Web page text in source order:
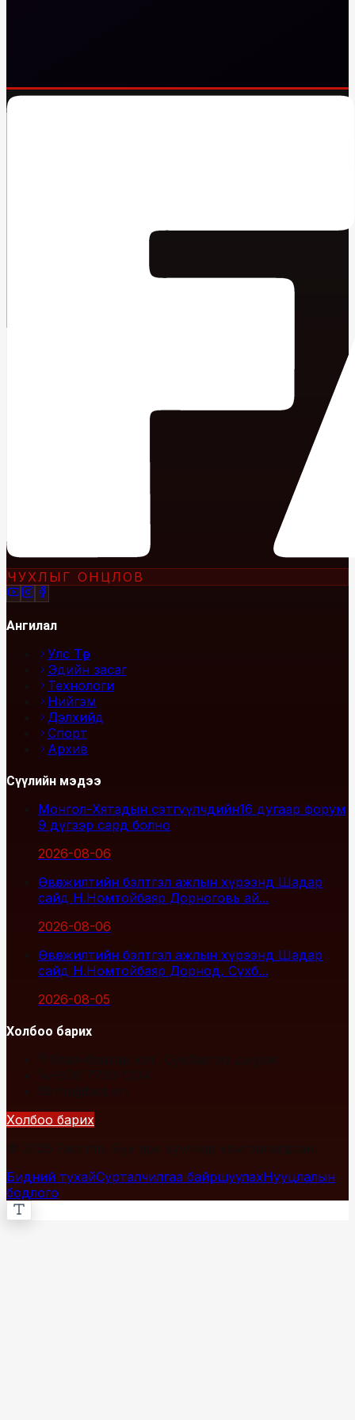
ЧУХЛЫГ ОНЦЛОВ
Ангилал
Улс Төр
Эдийн засаг
Технологи
Нийгэм
Дэлхийд
Спорт
Архив
Сүүлийн мэдээ
Монгол-Хятадын сэтгүүлчдийн16 дугаар форум
9 дүгээр сард болно
2026-08-06
Өвөлжилтийн бэлтгэл ажлын хүрээнд Шадар
сайд Н.Номтойбаяр Дорноговь ай...
2026-08-06
Өвөлжилтийн бэлтгэл ажлын хүрээнд Шадар
сайд Н.Номтойбаяр Дорнод, Сүхб...
2026-08-05
Холбоо барих
Холбоо барих
Бидний тухайСурталчилгаа байршуулахНууцлалын
бодлого